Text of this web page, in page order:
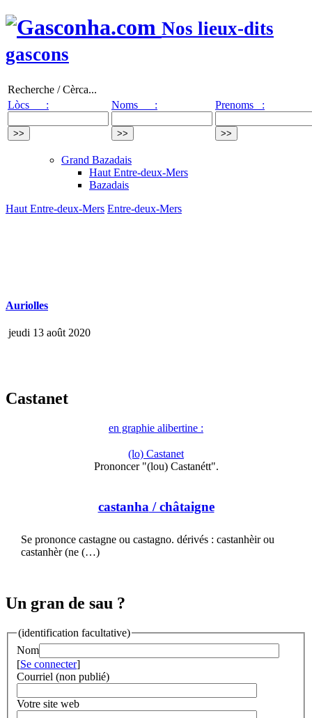
Nos lieux-dits
gascons
Recherche / Cèrca...
Lòcs :
Noms : Prenoms :
Grand Bazadais
Haut Entre-deux-Mers
Bazadais
Haut Entre-deux-Mers Entre-deux-Mers
Auriolles
jeudi 13 août 2020
Castanet
en graphie alibertine :
(lo) Castanet
Prononcer "(lou) Castanétt".
castanha / châtaigne
Se prononce castagne ou castagno. dérivés : castanhèir ou
castanhèr (ne (…)
Un gran de sau ?
(identification facultative)
Nom
[Se connecter]
Courriel (non publié)
Votre site web